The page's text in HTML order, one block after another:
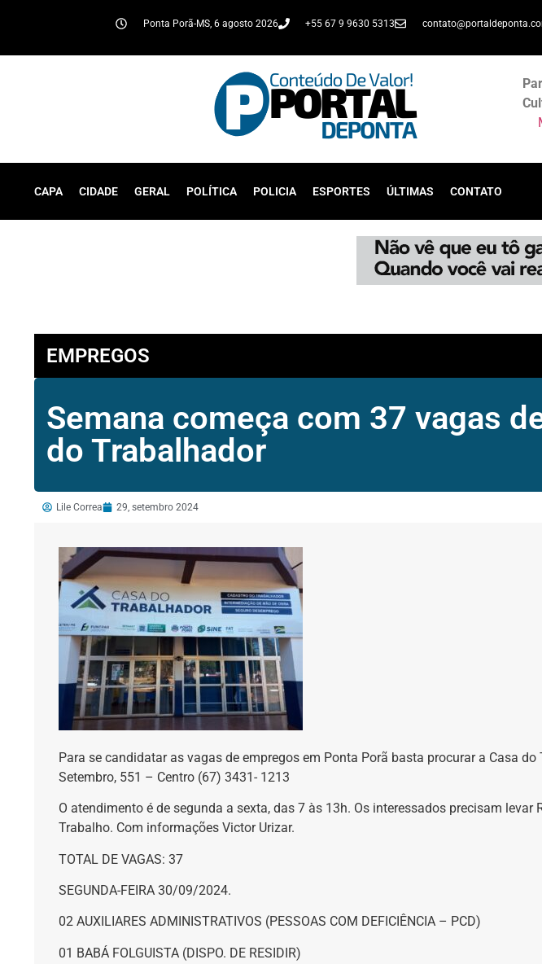
Ponta Porã-MS, 6 agosto 2026 +55 67 9 9630 5313
CAPA CIDADE GERAL POLÍTICA POLICIA ESPORTES ÚLTIMAS CONTATO
EMPREGOS
Semana começa com 37 vagas
do Trabalhador
Lile Correa 29, setembro 2024
Para se candidatar as vagas de empregos em Ponta Porã basta procurar a Casa do
Setembro, 551 – Centro (67) 3431- 1213
O atendimento é de segunda a sexta, das 7 às 13h. Os interessados precisam levar
Trabalho. Com informações Victor Urizar.
TOTAL DE VAGAS: 37
SEGUNDA-FEIRA 30/09/2024.
02 AUXILIARES ADMINISTRATIVOS (PESSOAS COM DEFICIÊNCIA – PCD)
01 BABÁ FOLGUISTA (DISPO. DE RESIDIR)